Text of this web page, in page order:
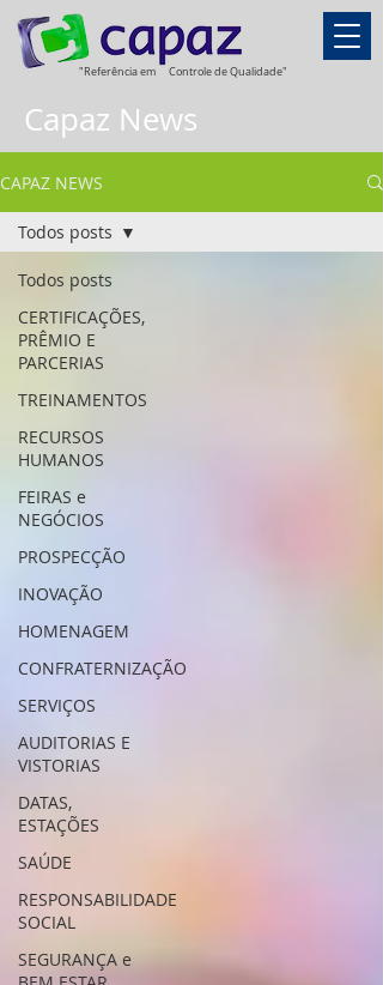
"Referência em Controle de Qualidade"
Capaz News
CAPAZ NEWS
Todos posts
CERTIFICAÇÕES,
PRÊMIO E
PARCERIAS
TREINAMENTOS
RECURSOS
HUMANOS
FEIRAS e
NEGÓCIOS
PROSPECÇÃO
INOVAÇÃO
HOMENAGEM
CONFRATERNIZAÇÃO
SERVIÇOS
AUDITORIAS E
VISTORIAS
DATAS,
ESTAÇÕES
SAÚDE
RESPONSABILIDADE
SOCIAL
SEGURANÇA e
Todos posts